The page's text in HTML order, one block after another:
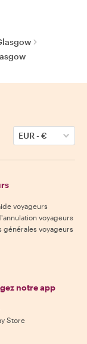
EUR-€
voyageurs
voyageurs
générales voyageurs
notre app
Store